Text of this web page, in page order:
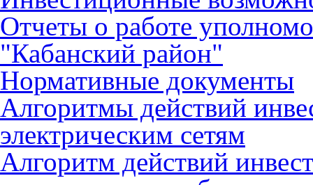
Отчеты о работе
"Кабанский район"
Нормативные документы
Алгоритмы действий
электрическим сетям
Алгоритм действий